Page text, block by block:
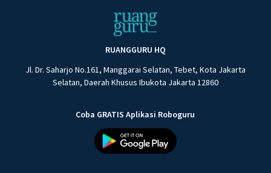
RUANGGURU HQ
Jl. Dr. Saharjo No.161, Manggarai Selatan, Tebet, Kota Jakarta
Selatan, Daerah Khusus Ibukota Jakarta 12860
Coba GRATIS Aplikasi Roboguru